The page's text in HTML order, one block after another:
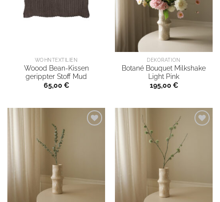
WOHNTEXTILIEN
Woood Bean-Kissen
gerippter Stoff Mud
65,00 €
DEKORATION
Botané Bouquet Milkshake
Light Pink
195,00 €